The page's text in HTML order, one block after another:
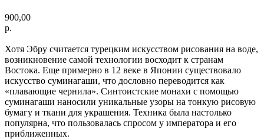
900,00
р.
Хотя Эбру считается турецким искусством рисования на воде,
возникновение самой технологии восходит к странам
Востока. Еще примерно в 12 веке в Японии существовало
искусство суминагаши, что дословно переводится как
«плавающие чернила». Синтоистские монахи с помощью
суминагаши наносили уникальные узоры на тонкую рисовую
бумагу и ткани для украшения. Техника была настолько
популярна, что пользовалась спросом у императора и его
приближенных.